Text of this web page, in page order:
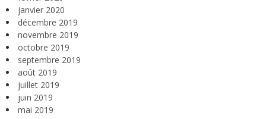
janvier 2020
décembre 2019
novembre 2019
octobre 2019
septembre 2019
août 2019
juillet 2019
juin 2019
mai 2019